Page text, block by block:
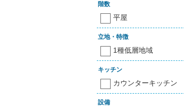
階数
平屋
立地・特徴
1種低層地域
キッチン
カウンターキッチン
設備